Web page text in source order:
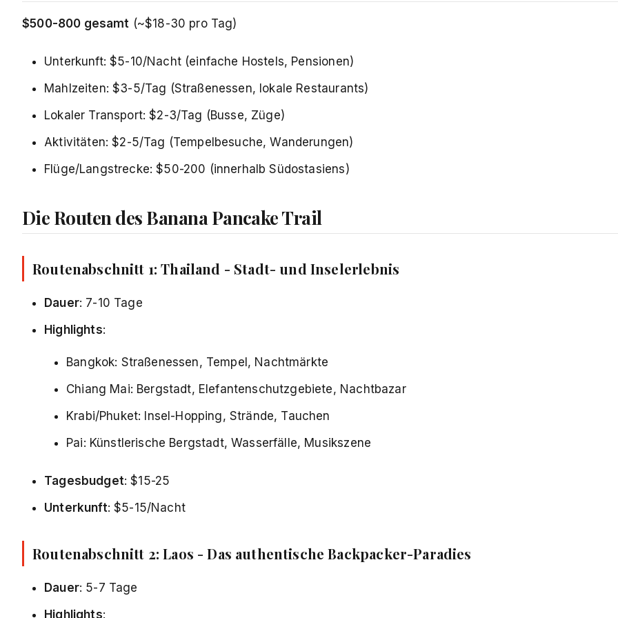
$500-800 gesamt (~$18-30 pro Tag)
Unterkunft: $5-10/Nacht (einfache Hostels, Pensionen)
Mahlzeiten: $3-5/Tag (Straßenessen, lokale Restaurants)
Lokaler Transport: $2-3/Tag (Busse, Züge)
Aktivitäten: $2-5/Tag (Tempelbesuche, Wanderungen)
Flüge/Langstrecke: $50-200 (innerhalb Südostasiens)
Die Routen des Banana Pancake Trail
Routenabschnitt 1: Thailand - Stadt- und Inselerlebnis
Dauer: 7-10 Tage
Highlights:
Bangkok: Straßenessen, Tempel, Nachtmärkte
Chiang Mai: Bergstadt, Elefantenschutzgebiete, Nachtbazar
Krabi/Phuket: Insel-Hopping, Strände, Tauchen
Pai: Künstlerische Bergstadt, Wasserfälle, Musikszene
Tagesbudget: $15-25
Unterkunft: $5-15/Nacht
Routenabschnitt 2: Laos - Das authentische Backpacker-Paradies
Dauer: 5-7 Tage
Highlights: